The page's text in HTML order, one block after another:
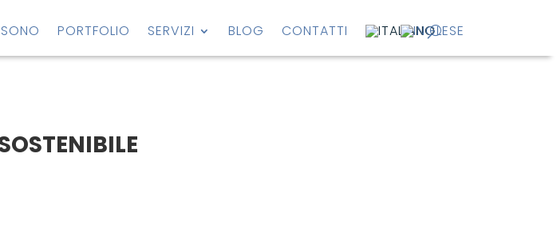
PORTFOLIO SERVIZI BLOG CONTATTI